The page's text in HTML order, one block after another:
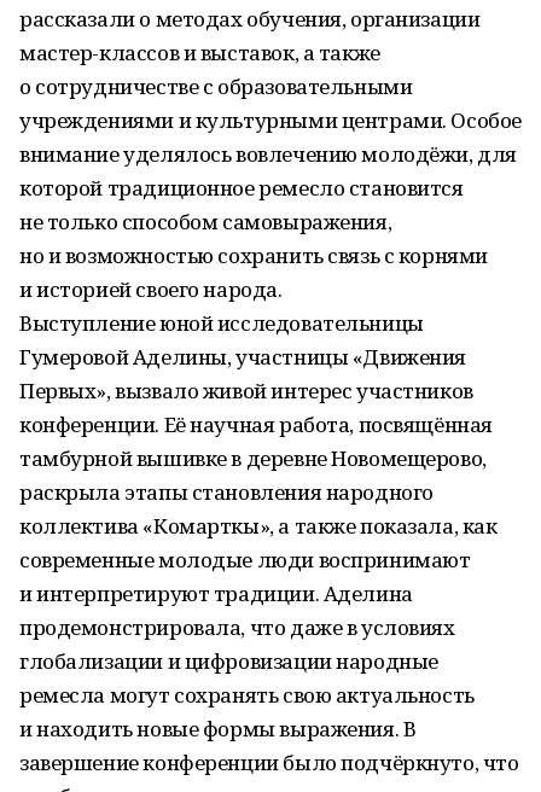
рассказали о методах обучения, организации
мастер-классов и выставок, а также
о сотрудничестве с образовательными
учреждениями и культурными центрами. Особое
внимание уделялось вовлечению молодёжи, для
которой традиционное ремесло становится
не только способом самовыражения,
но и возможностью сохранить связь с корнями
и историей своего народа.
Выступление юной исследовательницы
Гумеровой Аделины, участницы «Движения
Первых», вызвало живой интерес участников
конференции. Её научная работа, посвящённая
тамбурной вышивке в деревне Новомещерово,
раскрыла этапы становления народного
коллектива «Комарткы», а также показала, как
современные молодые люди воспринимают
и интерпретируют традиции. Аделина
продемонстрировала, что даже в условиях
глобализации и цифровизации народные
ремесла могут сохранять свою актуальность
и находить новые формы выражения. В
завершение конференции было подчёркнуто, что